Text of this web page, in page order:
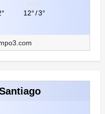
12°/3°